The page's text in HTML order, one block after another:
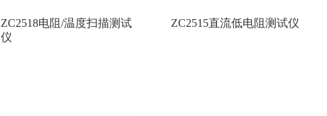
ZC2518电阻/温度扫描测试
仪
ZC2515直流低电阻测试仪